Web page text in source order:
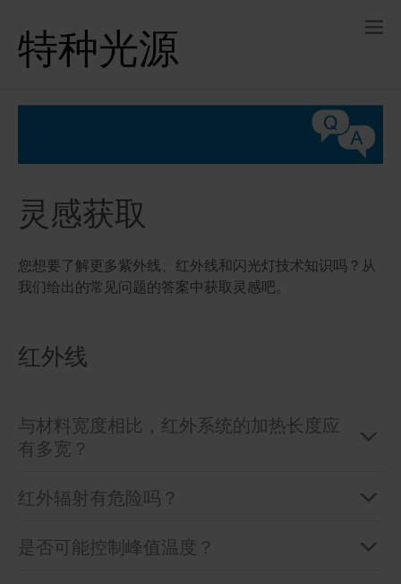
特种光源
灵感获取
您想要了解更多紫外线、红外线和闪光灯技术知识吗？从
我们给出的常见问题的答案中获取灵感吧。
红外线
与材料宽度相比，红外系统的加热长度应
有多宽？
红外辐射有危险吗？
是否可能控制峰值温度？